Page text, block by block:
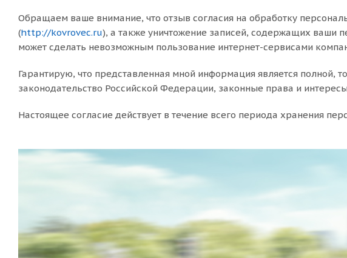
Обращаем ваше внимание, что отзыв согласия на обработку
(http://kovrovec.ru), а также уничтожение записей, содержащих ваши
может сделать невозможным пользование интернет-сервисами
Гарантирую, что представленная мной информация является
законодательство Российской Федерации, законные права и
Настоящее согласие действует в течение всего периода хранения